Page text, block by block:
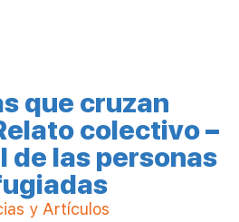
que cruzan
colectivo –
de las personas
y Artículos